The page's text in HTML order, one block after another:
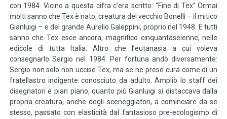
con 1984. Vicino a questa cifra c’era scritto: “Fine di Tex” Ormai
molti sanno che Tex è nato, creatura del vecchio Bonelli – il mitico
Gianluigi – e del grande Aurelio Galeppini, proprio nel 1948. E tutti
sanno che Tex esce ancora, magnifico cinquantaseienne, nelle
edicole di tutta Italia. Altro che l’eutanasia a cui voleva
consegnarlo Sergio nel 1984. Per fortuna andò diversamente:
Sergio non solo non uccise Tex, ma se ne prese cura come di un
fratellastro indigente conosciuto da adulto. Ampliò lo staff dei
disegnatori e pian piano, quanto più Gianluigi si distaccava dalla
propria creatura, anche degli sceneggiatori, a cominciare da se
stesso, passato con elasticità dal fantasioso pre-ecologismo di